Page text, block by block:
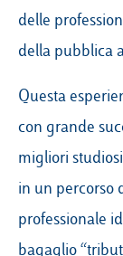
delle
della pubblica
Questa
con grande
migliori
in un percorso
professionale
bagaglio